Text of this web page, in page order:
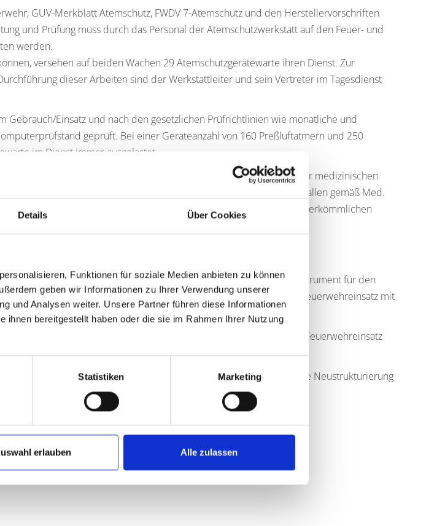
Details Über Cookies
Funktionen für soziale Medien anbieten zu können
geben wir Informationen zu Ihrer Verwendung unserer
und Analysen weiter. Unsere Partner führen diese Informationen
ihnen bereitgestellt haben oder die sie im Rahmen Ihrer Nutzung
Statistiken Marketing
erlauben Alle zulassen
GUV-Merkblatt Atemschutz, FWDV 7-Atemschutz und den Herstellervorschriften
und Prüfung muss durch das Personal der Atemschutzwerkstatt auf den Feuer- und
werden.
versehen auf beiden Wachen 29 Atemschutzgerätewarte ihren Dienst. Zur
dieser Arbeiten sind der Werkstattleiter und sein Vertreter im Tagesdienst
Gebrauch/Einsatz und nach den gesetzlichen Prüfrichtlinien wie monatliche und
geprüft. Bei einer Geräteanzahl von 160 Preßluftatmern und 250
im Dienst immer ausgelastet.
der im Rettungsdienst benötigten Materialien, Medikamente sowie der medizinischen
Auch hier ist neben der Einhaltung von Prüf- und Wartungsintervallen gemäß Med.
ein großer Verwaltungsaufwand erforderlich, der neben den herkömmlichen
nicht mehr wegzudenken und daher auch ein wichtiges Instrument für den
Einsatzfahrzeuge mit der Leitstelle sowie vorgehende Trupps im Feuerwehreinsatz mit
für Funkgeräte, Funkmeldeempfänger, elektrische Geräte für den Feuerwehreinsatz
des Digitalfunks bei der Feuerwehr. Dieses umfasst auch die Neustrukturierung
FINDEN SIE HIER